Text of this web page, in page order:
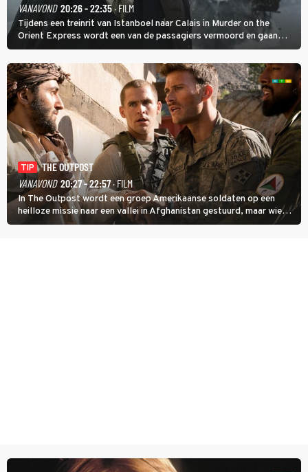
VANAVOND 20:26 - 22:35· FILM
Tijdens een treinrit van Istanboel naar Calais in Murder on the
Orient Express wordt een van de passagiers vermoord en gaan
detective Hercule Poirot en zijn snor uitzoeken wie van de andere
treinreizigers de dader is.
TIP
THE OUTPOST
VANAVOND 20:27 - 22:57· FILM
In The Outpost wordt een groep Amerikaanse soldaten op een
heilloze missie naar een vallei in Afghanistan gestuurd, maar wie
overleeft daar een aanval?